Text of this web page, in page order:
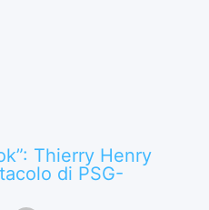
Thierry Henry
di PSG-